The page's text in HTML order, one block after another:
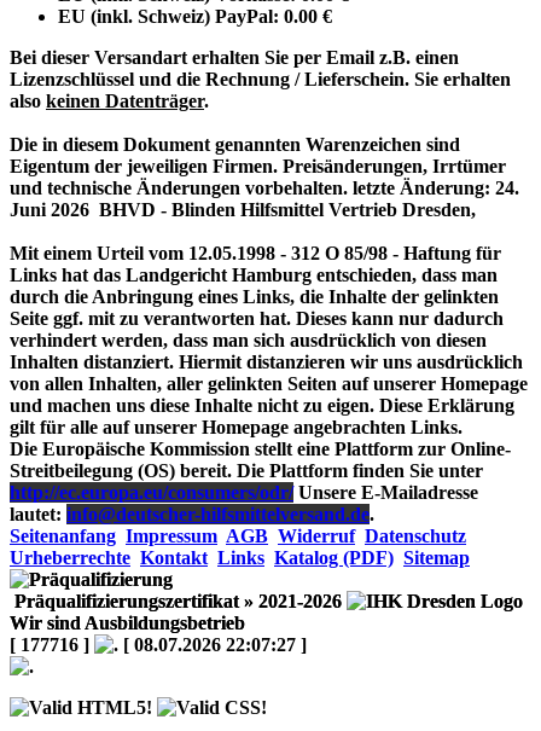
EU (inkl. Schweiz) PayPal: 0.00 €
Bei dieser Versandart erhalten Sie per Email z.B. einen
Lizenzschlüssel und die Rechnung / Lieferschein. Sie erhalten
also keinen Datenträger.
Die in diesem Dokument genannten Warenzeichen sind
Eigentum der jeweiligen Firmen. Preisänderungen, Irrtümer
und technische Änderungen vorbehalten. letzte Änderung: 24.
Juni 2026 BHVD - Blinden Hilfsmittel Vertrieb Dresden,
Mit einem Urteil vom 12.05.1998 - 312 O 85/98 - Haftung für
Links hat das Landgericht Hamburg entschieden, dass man
durch die Anbringung eines Links, die Inhalte der gelinkten
Seite ggf. mit zu verantworten hat. Dieses kann nur dadurch
verhindert werden, dass man sich ausdrücklich von diesen
Inhalten distanziert. Hiermit distanzieren wir uns ausdrücklich
von allen Inhalten, aller gelinkten Seiten auf unserer Homepage
und machen uns diese Inhalte nicht zu eigen. Diese Erklärung
gilt für alle auf unserer Homepage angebrachten Links.
Die Europäische Kommission stellt eine Plattform zur Online-
Streitbeilegung (OS) bereit. Die Plattform finden Sie unter
http://ec.europa.eu/consumers/odr/Unsere E-Mailadresse
lautet: info@deutscher-hilfsmittelversand.de.
Seitenanfang Impressum AGB Widerruf Datenschutz
Urheberrechte Kontakt Links Katalog (PDF) Sitemap
Präqualifizierungszertifikat » 2021-2026
Wir sind Ausbildungsbetrieb
[ 177716 ]
[ 08.07.2026 22:07:27 ]